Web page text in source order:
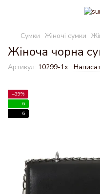
Сумки Жіночі сумки
Жіноча чорна
Артикул: 10299-1х
−39%
6
6